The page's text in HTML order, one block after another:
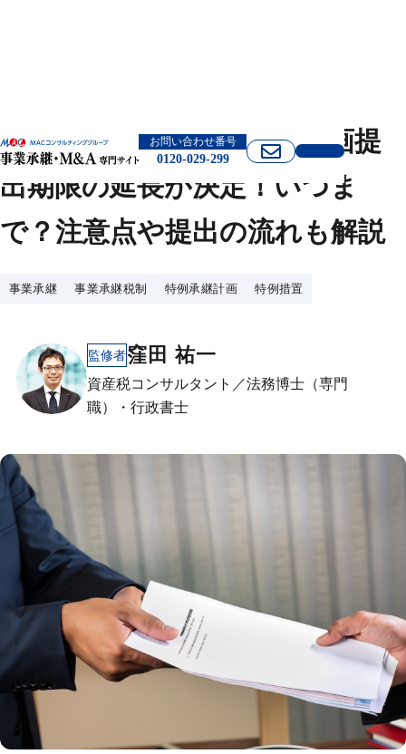
お問い合わせ番号
0120-029-299
事業承継税制の特例承継計画提
出期限の延長が決定！いつま
で？注意点や提出の流れも解説
事業承継 事業承継税制 特例承継計画 特例措置
監修者窪田 祐一
資産税コンサルタント／法務博士（専門
職）・行政書士